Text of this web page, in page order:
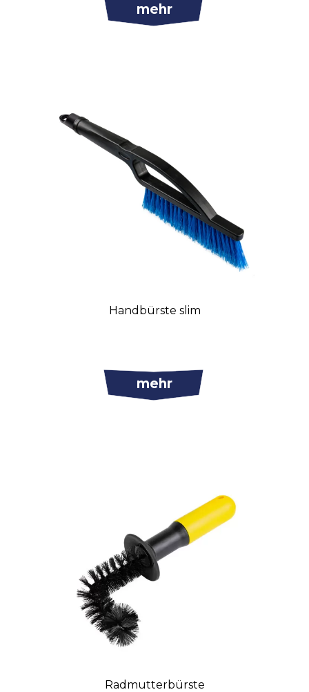
mehr
Handbürste slim
mehr
Radmutterbürste